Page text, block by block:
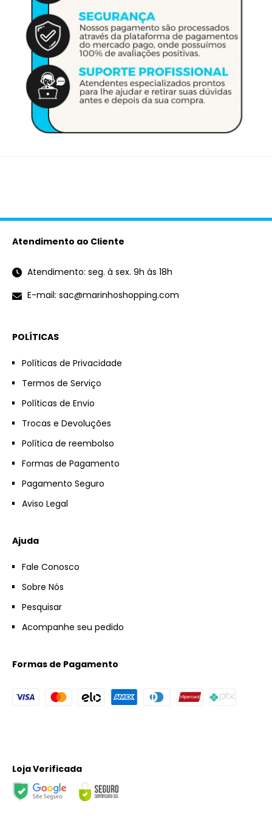
Atendimento ao Cliente
Atendimento: seg. à sex. 9h às 18h
E-mail: sac@marinhoshopping.com
POLÍTICAS
Políticas de Privacidade
Termos de Serviço
Políticas de Envio
Trocas e Devoluções
Política de reembolso
Formas de Pagamento
Pagamento Seguro
Aviso Legal
Ajuda
Fale Conosco
Sobre Nós
Pesquisar
Acompanhe seu pedido
Formas de Pagamento
Loja Verificada